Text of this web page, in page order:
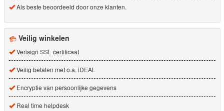
Als beste beoordeeld door onze klanten.
Veilig winkelen
Verisign SSL certificaat
Veilig betalen met o.a. iDEAL
Encryptie van persoonlijke gegevens
Real time helpdesk